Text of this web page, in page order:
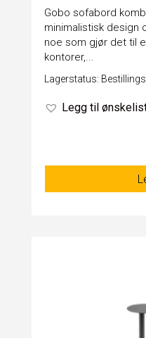
Gobo sofabord
minimalistisk design
noe som gjør det til
kontorer,...
Lagerstatus:
Legg til